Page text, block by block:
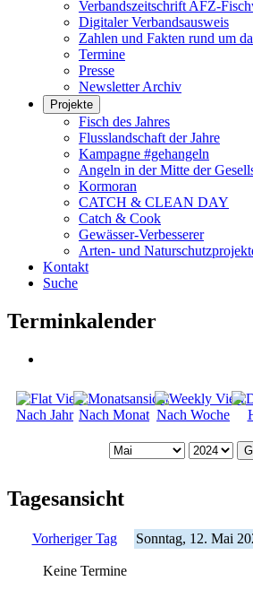
Verbandszeitschrift AFZ-
Digitaler Verbandsausweis
Zahlen und Fakten rund um
Termine
Presse
Newsletter Archiv
Projekte
Fisch des Jahres
Flusslandschaft der Jahre
Kampagne #gehangeln
Angeln in der Mitte der
Kormoran
CATCH & CLEAN DAY
Catch & Cook
Gewässer-Verbesserer
Arten- und
Kontakt
Suche
Terminkalender
Nach Jahr Nach Monat Nach Woche
Tagesansicht
Vorheriger Tag Sonntag, 12. Mai
Keine Termine